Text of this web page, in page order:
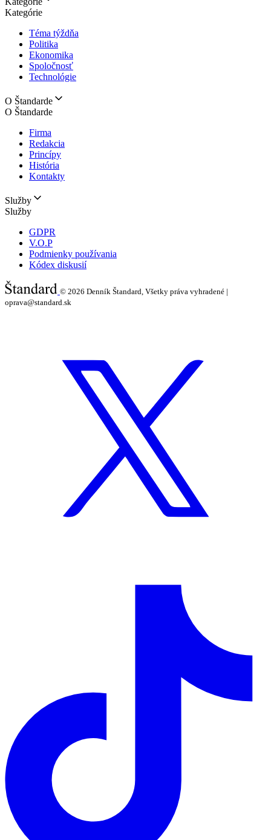
Kategórie
Téma týždňa
Politika
Ekonomika
Spoločnosť
Technológie
O Štandarde
O Štandarde
Firma
Redakcia
Princípy
História
Kontakty
Služby
Služby
GDPR
V.O.P
Podmienky používania
Kódex diskusií
© 2026 Denník Štandard, Všetky práva vyhradené |
oprava@standard.sk